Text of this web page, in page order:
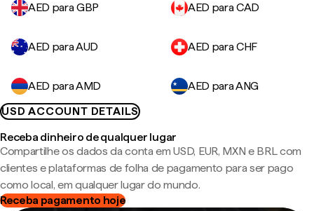
AED para GBP AED para CAD
AED para AUD AED para CHF
AED para AMD
AED para ANG
USD ACCOUNT DETAILS
Receba dinheiro de qualquer lugar
Compartilhe os dados da conta em USD, EUR, MXN e BRL com
clientes e plataformas de folha de pagamento para ser pago
como local, em qualquer lugar do mundo.
Receba pagamento hoje